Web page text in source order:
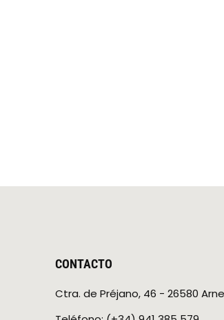
CONTACTO
Ctra. de Préjano, 46 - 26580